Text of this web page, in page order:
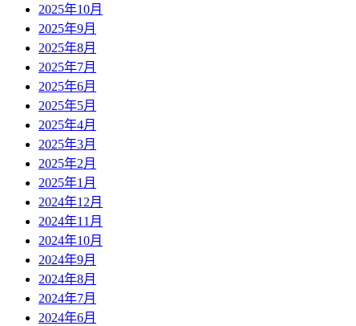
2025年10月
2025年9月
2025年8月
2025年7月
2025年6月
2025年5月
2025年4月
2025年3月
2025年2月
2025年1月
2024年12月
2024年11月
2024年10月
2024年9月
2024年8月
2024年7月
2024年6月